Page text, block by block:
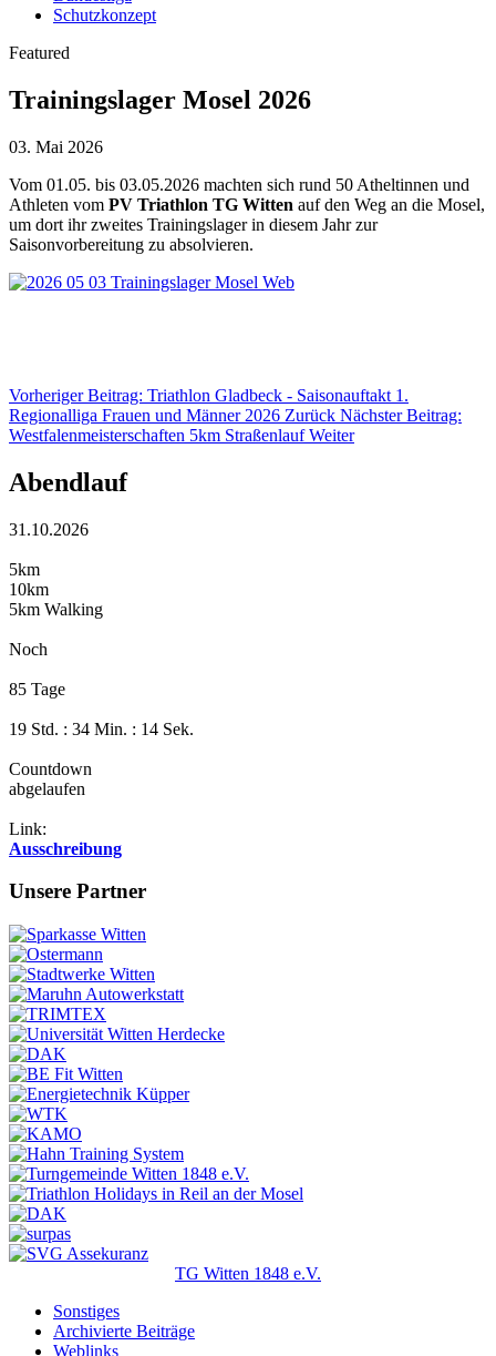
Schutzkonzept
Featured
Trainingslager Mosel 2026
03. Mai 2026
Vom 01.05. bis 03.05.2026 machten sich rund 50 Atheltinnen und
Athleten vom PV Triathlon TG Witten auf den Weg an die Mosel,
um dort ihr zweites Trainingslager in diesem Jahr zur
Saisonvorbereitung zu absolvieren.
Vorheriger Beitrag: Triathlon Gladbeck - Saisonauftakt 1.
Regionalliga Frauen und Männer 2026 Zurück Nächster Beitrag:
Westfalenmeisterschaften 5km StraßenlaufWeiter
Abendlauf
31.10.2026
5km
10km
5km Walking
Noch
85 Tage
19 Std. : 34 Min. : 13 Sek.
Countdown
abgelaufen
Link:
Ausschreibung
Unsere Partner
TG Witten 1848 e.V.
Sonstiges
Archivierte Beiträge
Weblinks